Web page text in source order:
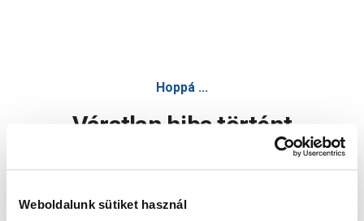
Weboldalunk sütiket használ
Hoppá ...
Váratlan hiba történt